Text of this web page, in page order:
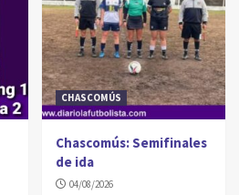
CHASCOMÚS
Chascomús: Semifinales
de ida
04/08/2026